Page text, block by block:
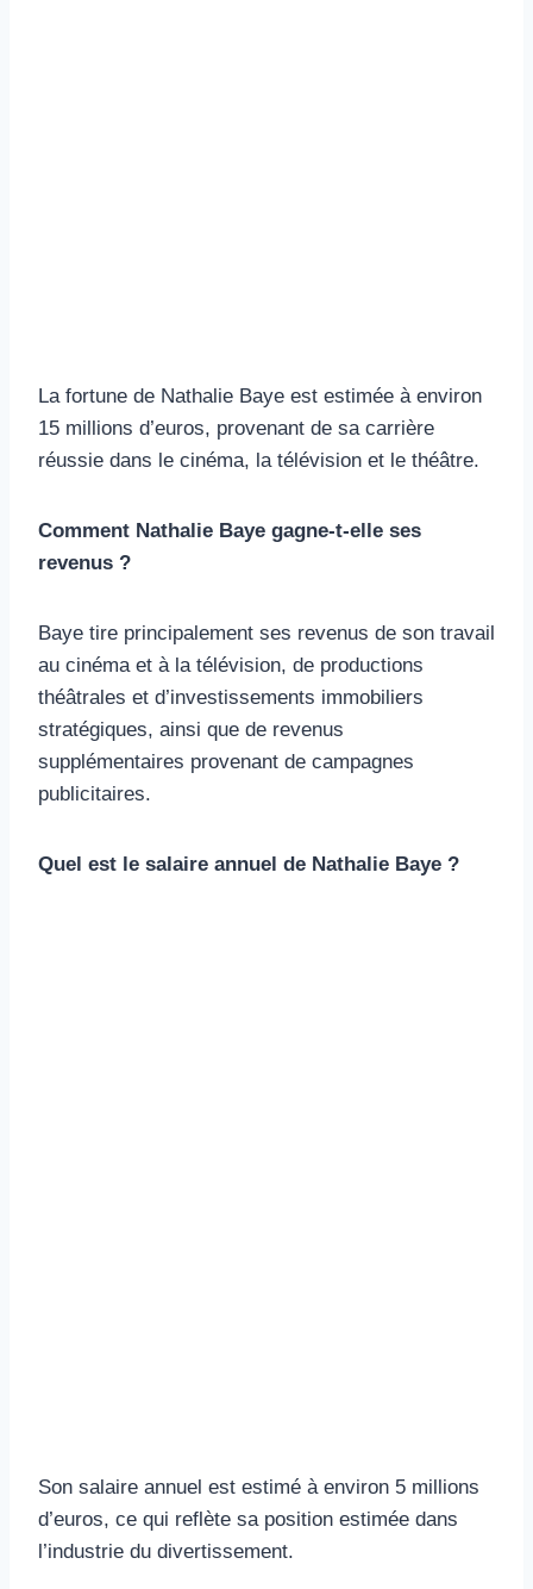
La fortune de Nathalie Baye est estimée à environ
15 millions d’euros, provenant de sa carrière
réussie dans le cinéma, la télévision et le théâtre.
Comment Nathalie Baye gagne-t-elle ses
revenus ?
Baye tire principalement ses revenus de son travail
au cinéma et à la télévision, de productions
théâtrales et d’investissements immobiliers
stratégiques, ainsi que de revenus
supplémentaires provenant de campagnes
publicitaires.
Quel est le salaire annuel de Nathalie Baye ?
Son salaire annuel est estimé à environ 5 millions
d’euros, ce qui reflète sa position estimée dans
l’industrie du divertissement.